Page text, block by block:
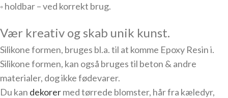
◦ holdbar – ved korrekt brug.
Vær kreativ og skab unik kunst.
Silikone formen, bruges bl.a. til at komme Epoxy Resin i.
Silikone formen, kan også bruges til beton & andre
materialer, dog ikke fødevarer.
Du kan dekorermed tørrede blomster, hår fra kæledyr,